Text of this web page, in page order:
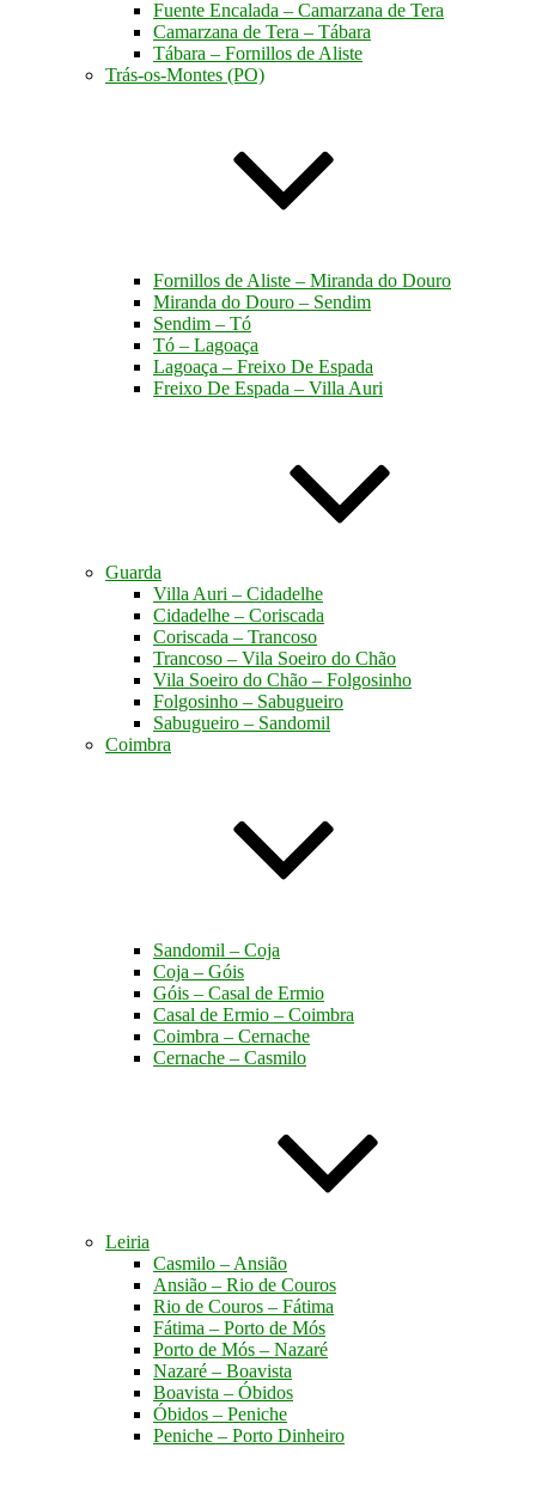
Fuente Encalada – Camarzana de Tera
Camarzana de Tera – Tábara
Tábara – Fornillos de Aliste
Trás-os-Montes (PO)
Fornillos de Aliste – Miranda do Douro
Miranda do Douro – Sendim
Sendim – Tó
Tó – Lagoaça
Lagoaça – Freixo De Espada
Freixo De Espada – Villa Auri
Guarda
Villa Auri – Cidadelhe
Cidadelhe – Coriscada
Coriscada – Trancoso
Trancoso – Vila Soeiro do Chão
Vila Soeiro do Chão – Folgosinho
Folgosinho – Sabugueiro
Sabugueiro – Sandomil
Coimbra
Sandomil – Coja
Coja – Góis
Góis – Casal de Ermio
Casal de Ermio – Coimbra
Coimbra – Cernache
Cernache – Casmilo
Leiria
Casmilo – Ansião
Ansião – Rio de Couros
Rio de Couros – Fátima
Fátima – Porto de Mós
Porto de Mós – Nazaré
Nazaré – Boavista
Boavista – Óbidos
Óbidos – Peniche
Peniche – Porto Dinheiro